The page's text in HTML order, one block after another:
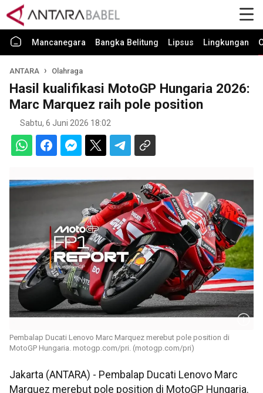
Mancanegara Bangka Belitung Lipsus Lingkungan
ANTARA Olahraga
Hasil kualifikasi MotoGP Hungaria 2026:
Marc Marquez raih pole position
Sabtu, 6 Juni 2026 18:02
Pembalap Ducati Lenovo Marc Marquez merebut pole position di
MotoGP Hungaria. motogp.com/pri. (motogp.com/pri)
Jakarta (ANTARA) - Pembalap Ducati Lenovo Marc
Marquez merebut pole position di MotoGP Hungaria.